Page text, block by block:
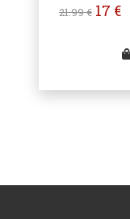
21.99€ 17 €